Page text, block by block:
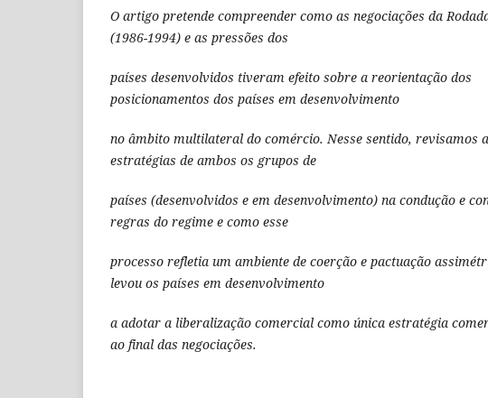
O artigo pretende compreender como as negociações da
(1986-1994) e as pressões dos
países desenvolvidos tiveram efeito sobre a reorientação dos
posicionamentos dos países em desenvolvimento
no âmbito multilateral do comércio. Nesse sentido, revisamos
estratégias de ambos os grupos de
países (desenvolvidos e em desenvolvimento) na condução e
regras do regime e como esse
processo refletia um ambiente de coerção e pactuação
levou os países em desenvolvimento
a adotar a liberalização comercial como única estratégia
ao final das negociações.